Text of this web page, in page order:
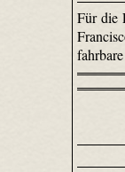
Für die